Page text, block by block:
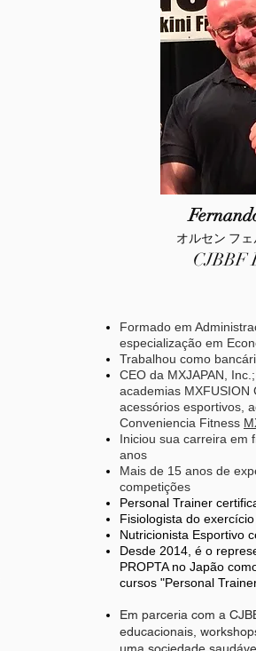
オルセン フ
CJBBF
Formado em
especialização em
Trabalhou como
CEO da MXJAPAN,
academias MXFUSION
acessórios esportivos,
Conveniencia Fitness
Iniciou sua carreira em
anos
Mais de 15 anos de
competições
Personal Trainer
Fisiologista do
Nutricionista Esportivo
Desde 2014, é o
PROPTA no Japão
cursos "Personal
Em parceria com a
educacionais,